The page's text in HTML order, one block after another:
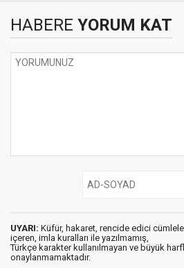
HABERE YORUM KAT
UYARI: Küfür, hakaret, rencide edici
içeren, imla kuralları ile yazılmamış,
Türkçe karakter kullanılmayan ve büyük
onaylanmamaktadır.